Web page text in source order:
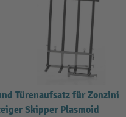
Türenaufsatz für Zonzini
Skipper Plasmoid